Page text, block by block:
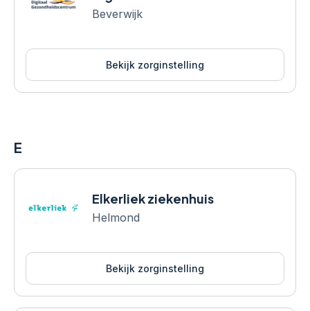
Beverwijk
Bekijk zorginstelling
E
Elkerliek ziekenhuis
Helmond
Bekijk zorginstelling